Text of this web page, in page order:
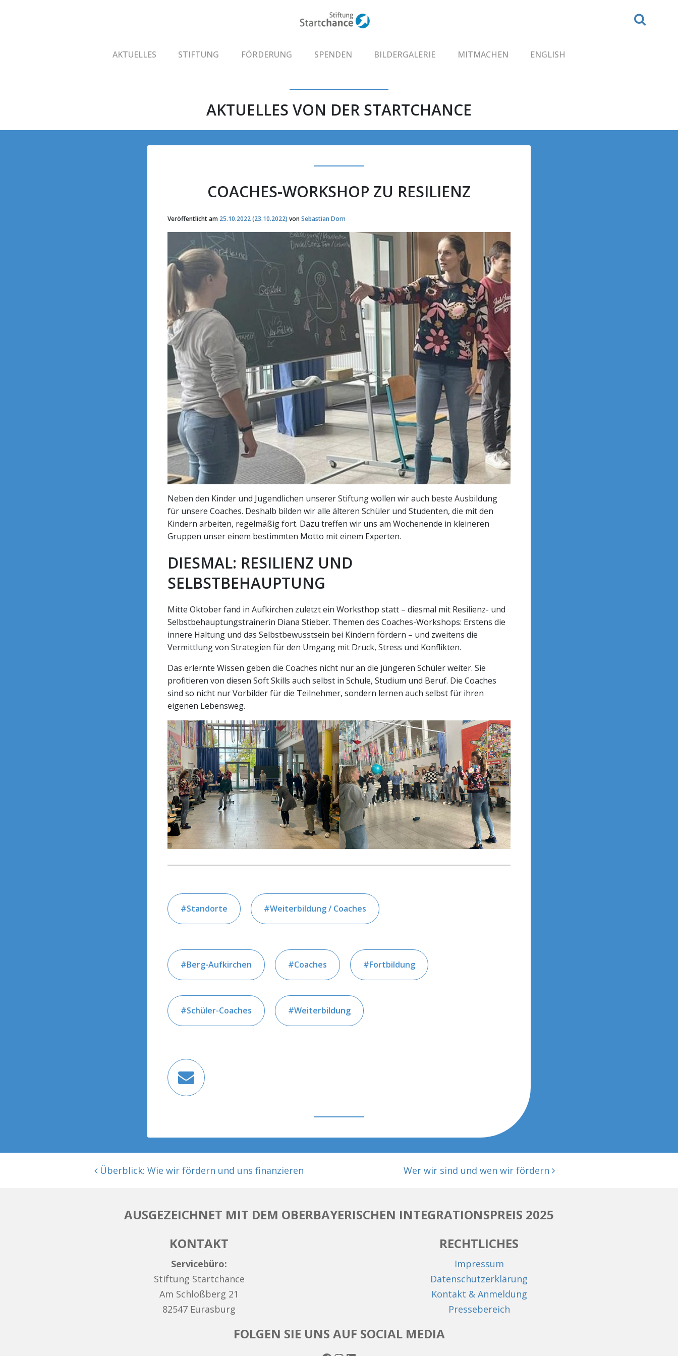
AKTUELLES STIFTUNG FÖRDERUNG SPENDEN BILDERGALERIE MITMACHEN ENGLISH
AKTUELLES VON DER STARTCHANCE
COACHES-WORKSHOP ZU RESILIENZ
Veröffentlicht am 25.10.2022(23.10.2022) vonSebastian Dorn
Neben den Kinder und Jugendlichen unserer Stiftung wollen wir auch beste Ausbildung
für unsere Coaches. Deshalb bilden wir alle älteren Schüler und Studenten, die mit den
Kindern arbeiten, regelmäßig fort. Dazu treffen wir uns am Wochenende in kleineren
Gruppen unser einem bestimmten Motto mit einem Experten.
DIESMAL: RESILIENZ UND
SELBSTBEHAUPTUNG
Mitte Oktober fand in Aufkirchen zuletzt ein Worksthop statt – diesmal mit Resilienz- und
Selbstbehauptungstrainerin Diana Stieber. Themen des Coaches-Workshops: Erstens die
innere Haltung und das Selbstbewusstsein bei Kindern fördern – und zweitens die
Vermittlung von Strategien für den Umgang mit Druck, Stress und Konflikten.
Das erlernte Wissen geben die Coaches nicht nur an die jüngeren Schüler weiter. Sie
profitieren von diesen Soft Skills auch selbst in Schule, Studium und Beruf. Die Coaches
sind so nicht nur Vorbilder für die Teilnehmer, sondern lernen auch selbst für ihren
eigenen Lebensweg.
Standorte Weiterbildung / Coaches
Berg-Aufkirchen Coaches Fortbildung
Schüler-Coaches Weiterbildung
BEITRAGSNAVIGATION
Überblick: Wie wir fördern und uns finanzieren Wer wir sind und wen wir fördern
AUSGEZEICHNET MIT DEM OBERBAYERISCHEN INTEGRATIONSPREIS 2025
KONTAKT
Servicebüro:
Stiftung Startchance
Am Schloßberg 21
82547 Eurasburg
RECHTLICHES
Impressum
Datenschutzerklärung
Kontakt & Anmeldung
Pressebereich
FOLGEN SIE UNS AUF SOCIAL MEDIA